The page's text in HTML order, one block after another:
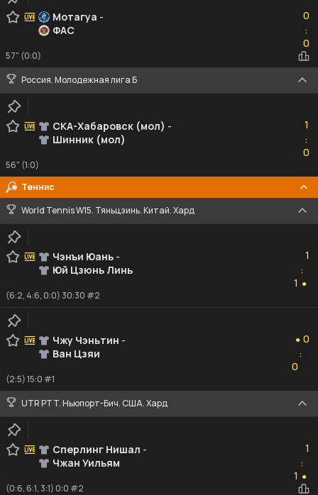
Мотагуа -
ФАС
0
:0
0
57" (0:0)
Россия. Молодежная лига Б
СКА-Хабаровск (мол) -
Шинник (мол)
1
:0
0
56" (1:0)
Теннис
World Tennis W15. Тяньцзинь. Китай. Хард
Чэнъи Юань -
Юй Цзюнь Линь
1
:
1 ●
(6:2, 4:6, 0:0) 30:30 #2
Чжу Чэньтин -
Ван Цзяи
● 0
:
0
(2:5) 15:0 #1
UTR PTT. Ньюпорт-Бич. США. Хард
Сперлинг Нишал -
Чжан Уильям
1
:
1 ●
(0:6, 6:1, 3:1) 0:0 #2